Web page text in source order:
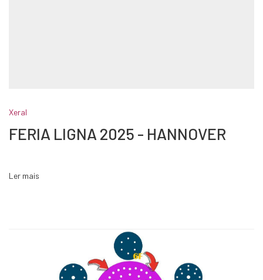
Xeral
FERIA LIGNA 2025 - HANNOVER
Ler mais